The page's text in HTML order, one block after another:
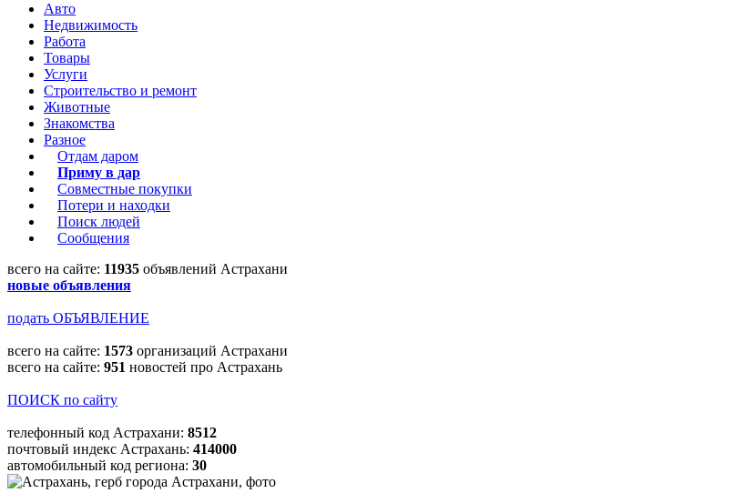
Авто
Недвижимость
Работа
Товары
Услуги
Строительство и ремонт
Животные
Знакомства
Разное
Отдам даром
Приму в дар
Совместные покупки
Потери и находки
Поиск людей
Сообщения
всего на сайте: 11935 объявлений Астрахани
новые объявления
подать ОБЪЯВЛЕНИЕ
всего на сайте: 1573 организаций Астрахани
всего на сайте: 951 новостей про Астрахань
ПОИСК по сайту
телефонный код Астрахани: 8512
почтовый индекс Астрахань: 414000
автомобильный код региона: 30